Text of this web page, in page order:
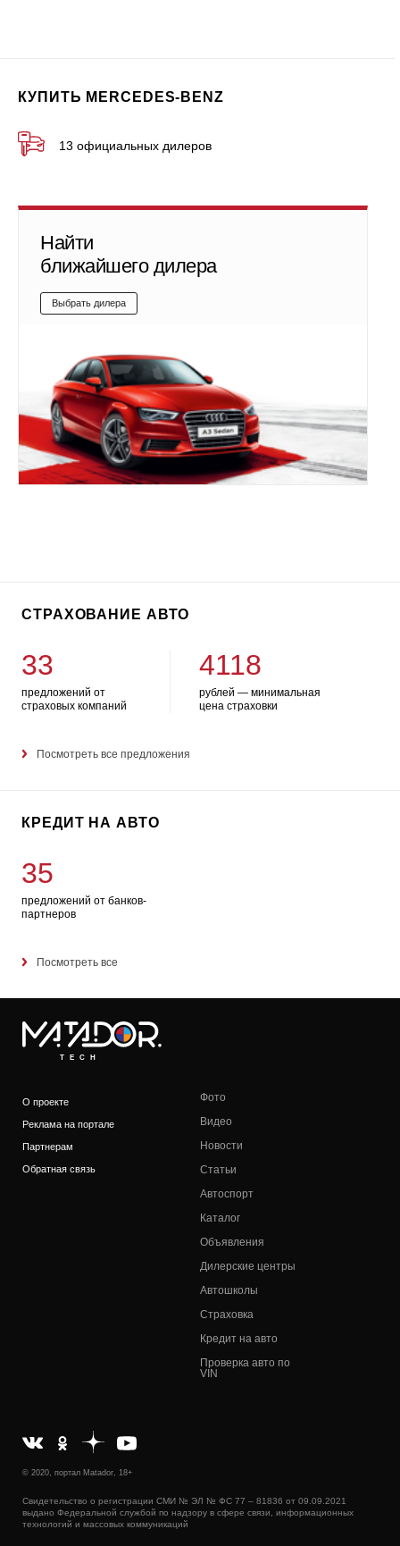
КУПИТЬ MERCEDES-BENZ
13 официальных дилеров
Найти
ближайшего дилера
Выбрать дилера
СТРАХОВАНИЕ АВТО
33
предложений от
страховых компаний
4118
рублей — минимальная
цена страховки
Посмотреть все предложения
КРЕДИТ НА АВТО
35
предложений от банков-
партнеров
Посмотреть все
TECH
О проекте
Реклама на портале
Партнерам
Обратная связь
Фото
Видео
Новости
Статьи
Автоспорт
Каталог
Объявления
Дилерские центры
Автошколы
Страховка
Кредит на авто
Проверка авто по
VIN
© 2020, портал Matador, 18+
Свидетельство о регистрации СМИ № ЭЛ № ФС 77 – 81836 от 09.09.2021
выдано Федеральной службой по надзору в сфере связи, информационных
технологий и массовых коммуникаций